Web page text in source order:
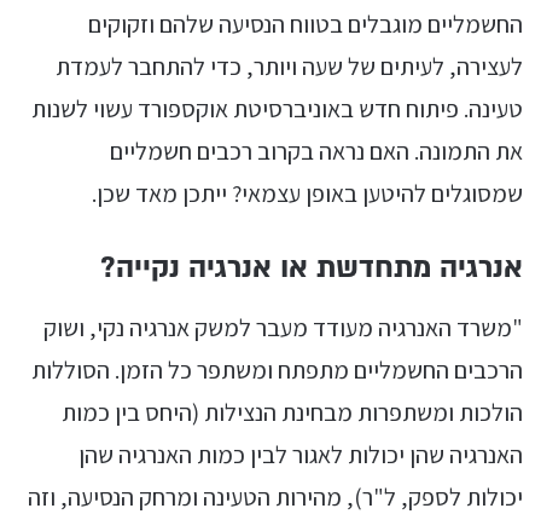
החשמליים מוגבלים בטווח הנסיעה שלהם וזקוקים
לעצירה, לעיתים של שעה ויותר, כדי להתחבר לעמדת
טעינה. פיתוח חדש באוניברסיטת אוקספורד עשוי לשנות
את התמונה. האם נראה בקרוב רכבים חשמליים
שמסוגלים להיטען באופן עצמאי? ייתכן מאד שכן.
אנרגיה מתחדשת או אנרגיה נקייה?
"משרד האנרגיה מעודד מעבר למשק אנרגיה נקי, ושוק
הרכבים החשמליים מתפתח ומשתפר כל הזמן. הסוללות
הולכות ומשתפרות מבחינת הנצילות (היחס בין כמות
האנרגיה שהן יכולות לאגור לבין כמות האנרגיה שהן
יכולות לספק, ל"ר), מהירות הטעינה ומרחק הנסיעה, וזה